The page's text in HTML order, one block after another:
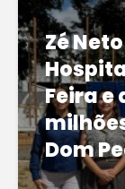
Zé
Feira e
Dom